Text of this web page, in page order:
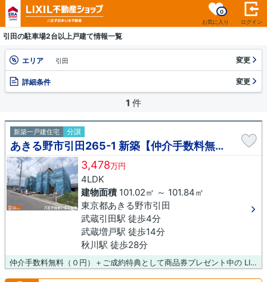
お気に入り
0
ログイン
引田の駐車場2台以上戸建て情報一覧
エリア 引田 変更
詳細条件 変更
1 件
新築一戸建住宅 分譲
あきる野市引田265-1 新築【仲介手数料無料】
3,478万円
4LDK
建物面積101.02㎡ ～ 101.84㎡
東京都あきる野市引田
武蔵引田駅 徒歩4分
武蔵増戸駅 徒歩14分
秋川駅 徒歩28分
仲介手数料無料（０円）＋ご成約特典として商品券プレゼント中の LIXIL不動産ショップ八王子住まいる不動産にお任せください！